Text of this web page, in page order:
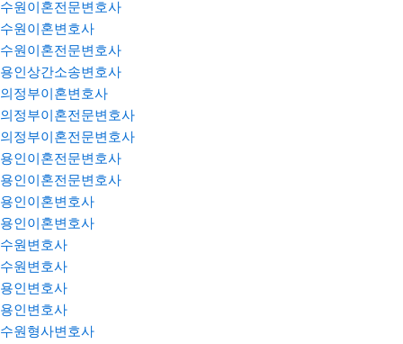
수원이혼전문변호사
수원이혼변호사
수원이혼전문변호사
용인상간소송변호사
의정부이혼변호사
의정부이혼전문변호사
의정부이혼전문변호사
용인이혼전문변호사
용인이혼전문변호사
용인이혼변호사
용인이혼변호사
수원변호사
수원변호사
용인변호사
용인변호사
수원형사변호사